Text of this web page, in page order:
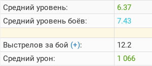
Средний уровень:
Средний уровень боёв:
Выстрелов за бой (+):
Средний урон:
6.37
7.43
12.2
1 066